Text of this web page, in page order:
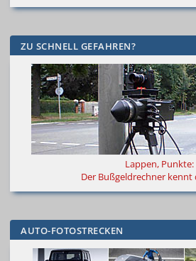
ZU SCHNELL GEFAHREN?
Lappen, Punkte:
Der Bußgeldrechner kennt
AUTO-FOTOSTRECKEN